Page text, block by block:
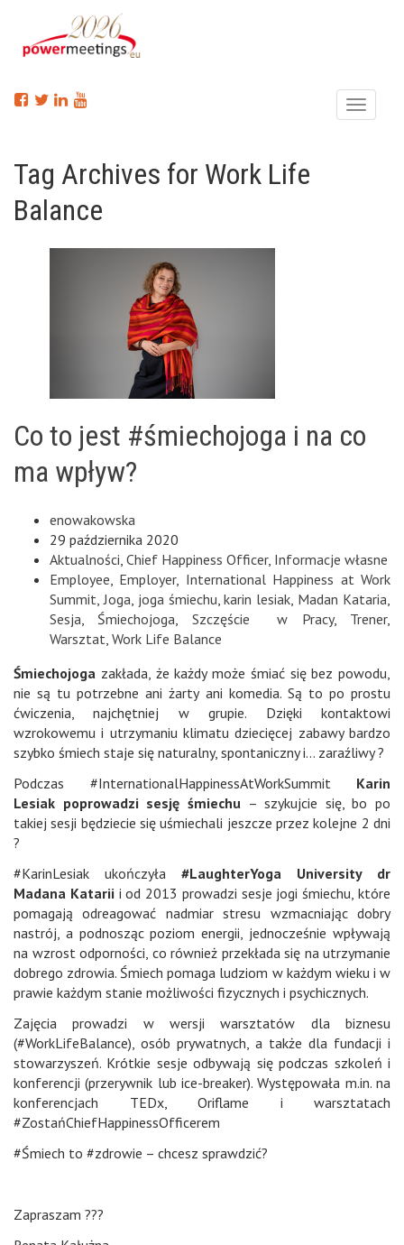
Menu
Tag Archives for Work Life
Balance
Co to jest #śmiechojoga i na co
ma wpływ?
enowakowska
29 października 2020
Aktualności Chief Happiness Officer, Informacje własne
Employee Employer, International Happiness at Work
Summit Joga joga śmiechu ,karin lesiak Madan Kataria
Sesja
Śmiechojoga Szczęście w Pracy, Trener,
Warsztat Work Life Balance
Śmiechojoga zakłada, że każdy może śmiać się bez powodu,
nie są tu potrzebne ani żarty ani komedia. Są to po prostu
ćwiczenia, najchętniej w grupie. Dzięki kontaktowi
wzrokowemu i utrzymaniu klimatu dziecięcej zabawy bardzo
szybko śmiech staje się naturalny, spontaniczny i… zaraźliwy ?
Podczas #InternationalHappinessAtWorkSummit Karin
Lesiak poprowadzi sesję śmiechu – szykujcie się, bo po
takiej sesji będziecie się uśmiechali jeszcze przez kolejne 2 dni
?
#KarinLesiak ukończyła #LaughterYoga University dr
Madana Katariii od 2013 prowadzi sesje jogi śmiechu, które
pomagają odreagować nadmiar stresu wzmacniając dobry
nastrój, a podnosząc poziom energii, jednocześnie wpływają
na wzrost odporności, co również przekłada się na utrzymanie
dobrego zdrowia. Śmiech pomaga ludziom w każdym wieku i w
prawie każdym stanie możliwości fizycznych i psychicznych.
Zajęcia prowadzi w wersji warsztatów dla biznesu
(#WorkLifeBalance), osób prywatnych, a także dla fundacji i
stowarzyszeń. Krótkie sesje odbywają się podczas szkoleń i
konferencji (przerywnik lub ice-breaker). Występowała m.in. na
konferencjach TEDx, Oriflame i warsztatach
#ZostańChiefHappinessOfficerem
#Śmiech to #zdrowie – chcesz sprawdzić?
Zapraszam ???